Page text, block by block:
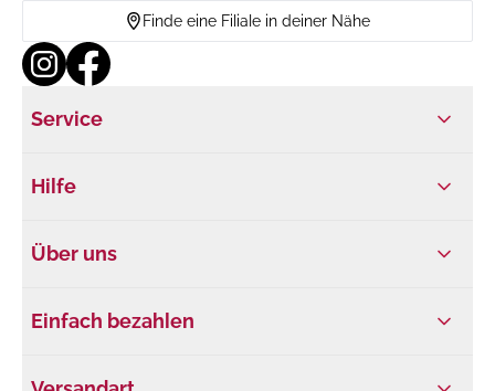
Finde eine Filiale in deiner Nähe
Service
Hilfe
Über uns
Einfach bezahlen